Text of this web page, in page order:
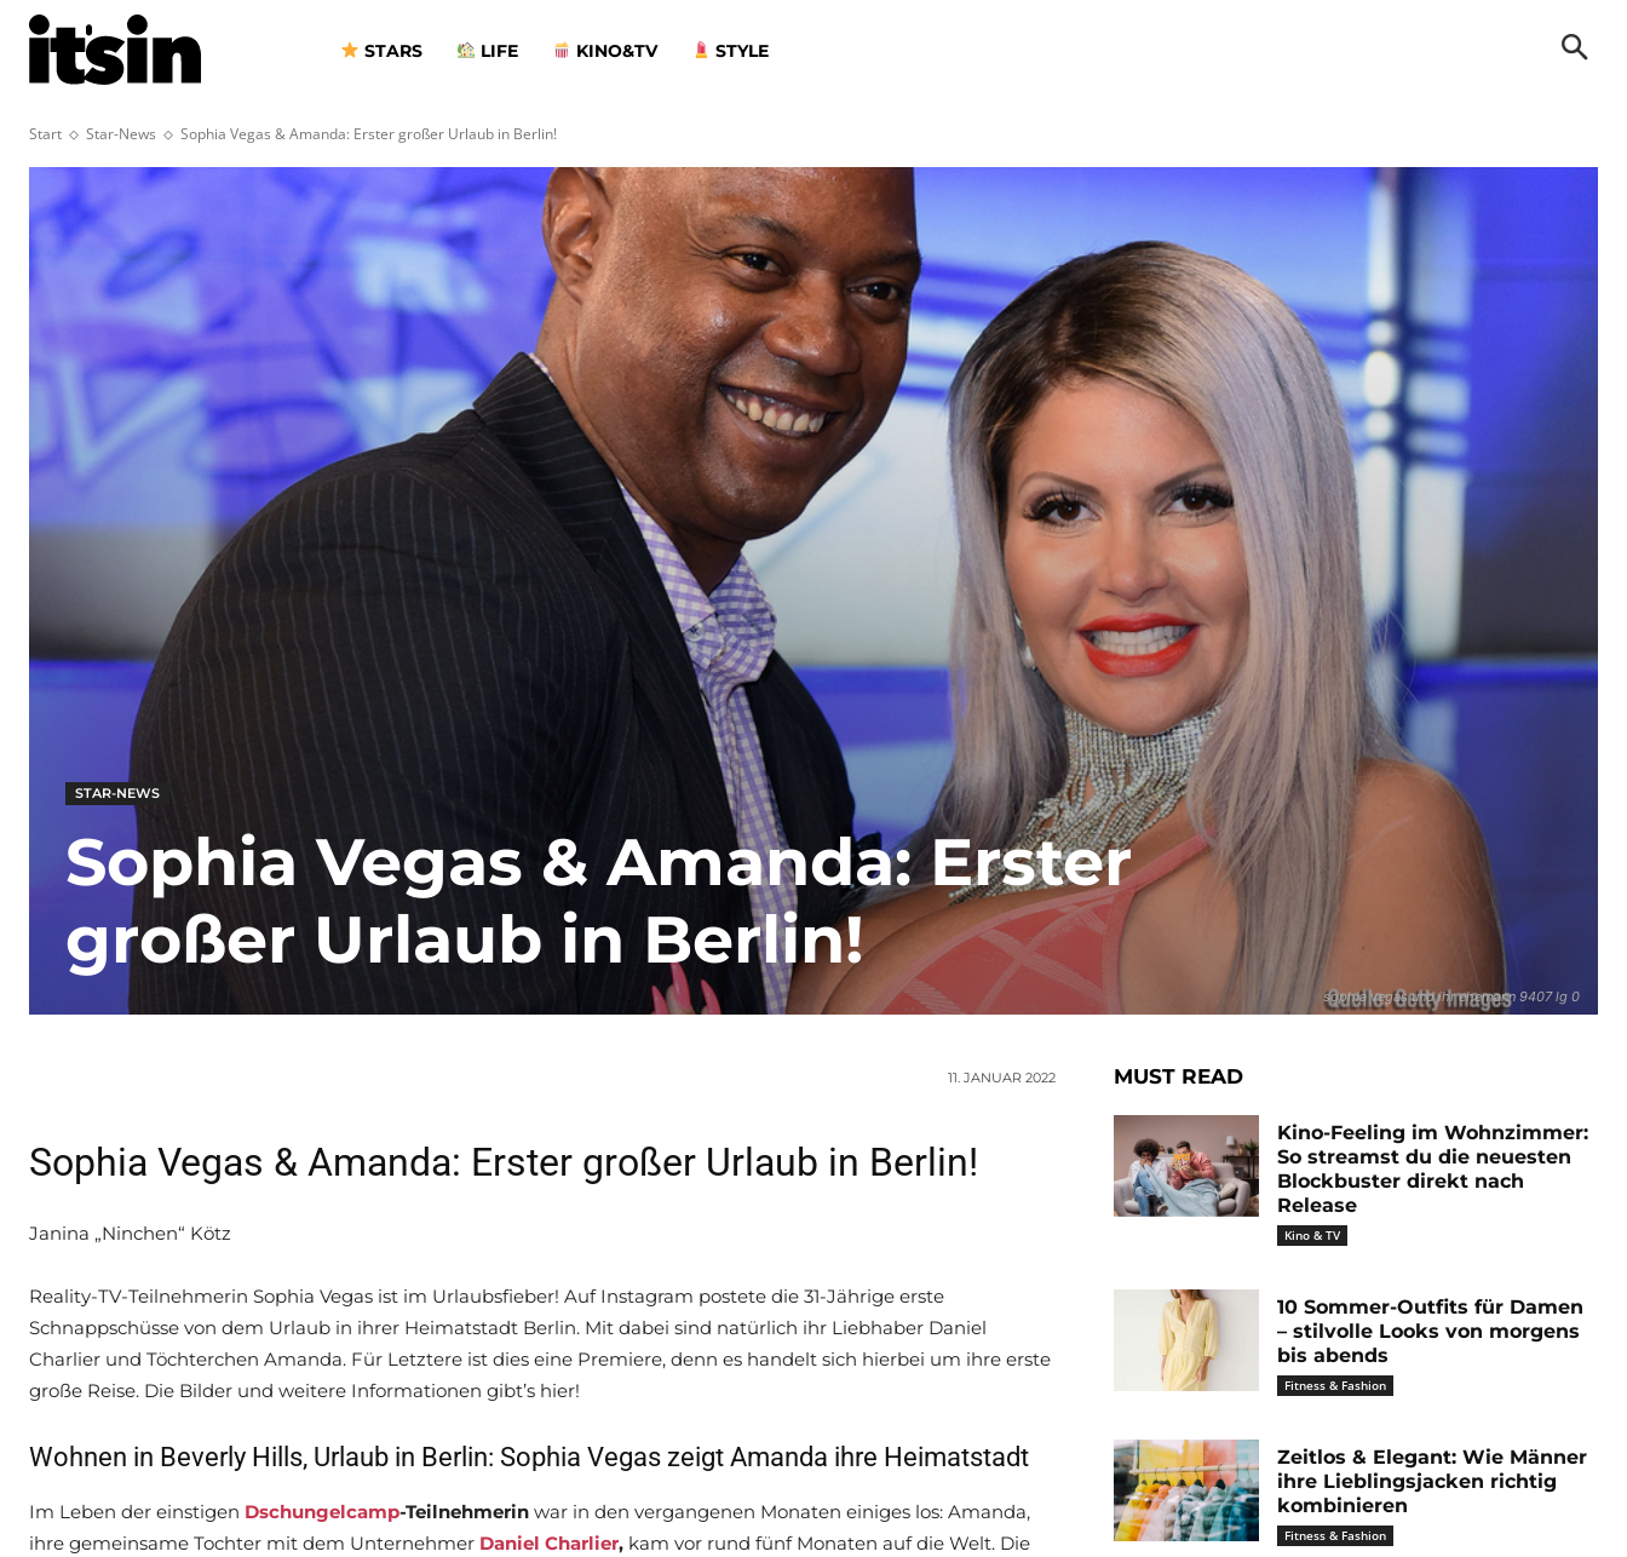
STARS LIFE KINO&TV STYLE
Start Star-News Sophia Vegas & Amanda: Erster großer Urlaub in Berlin!
sophia vegas und ihr ehemann 9407 lg 0
STAR-NEWS
Sophia Vegas & Amanda: Erster
großer Urlaub in Berlin!
11. JANUAR 2022
Sophia Vegas & Amanda: Erster großer Urlaub in Berlin!
Janina „Ninchen“ Kötz
Reality-TV-Teilnehmerin Sophia Vegas ist im Urlaubsfieber! Auf Instagram postete die 31-Jährige erste
Schnappschüsse von dem Urlaub in ihrer Heimatstadt Berlin. Mit dabei sind natürlich ihr Liebhaber Daniel
Charlier und Töchterchen Amanda. Für Letztere ist dies eine Premiere, denn es handelt sich hierbei um ihre erste
große Reise. Die Bilder und weitere Informationen gibt’s hier!
Wohnen in Beverly Hills, Urlaub in Berlin: Sophia Vegas zeigt Amanda ihre Heimatstadt
Im Leben der einstigen Dschungelcamp-Teilnehmerin war in den vergangenen Monaten einiges los: Amanda,
ihre gemeinsame Tochter mit dem Unternehmer Daniel Charlier, kam vor rund fünf Monaten auf die Welt. Die
MUST READ
Kino-Feeling im Wohnzimmer:
So streamst du die neuesten
Blockbuster direkt nach
Release
Kino & TV
10 Sommer-Outfits für Damen
– stilvolle Looks von morgens
bis abends
Fitness & Fashion
Zeitlos & Elegant: Wie Männer
ihre Lieblingsjacken richtig
kombinieren
Fitness & Fashion